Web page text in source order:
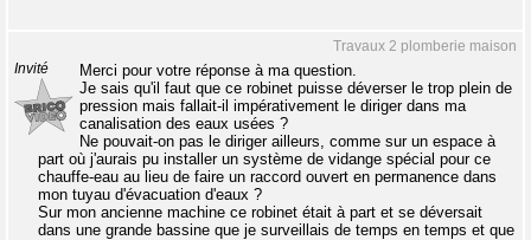
Travaux 2 plomberie maison
Invité
Merci pour votre réponse à ma question.
Je sais qu'il faut que ce robinet puisse déverser le trop plein de
pression mais fallait-il impérativement le diriger dans ma
canalisation des eaux usées ?
Ne pouvait-on pas le diriger ailleurs, comme sur un espace à
part où j'aurais pu installer un système de vidange spécial pour ce
chauffe-eau au lieu de faire un raccord ouvert en permanence dans
mon tuyau d'évacuation d'eaux ?
Sur mon ancienne machine ce robinet était à part et se déversait
dans une grande bassine que je surveillais de temps en temps et que